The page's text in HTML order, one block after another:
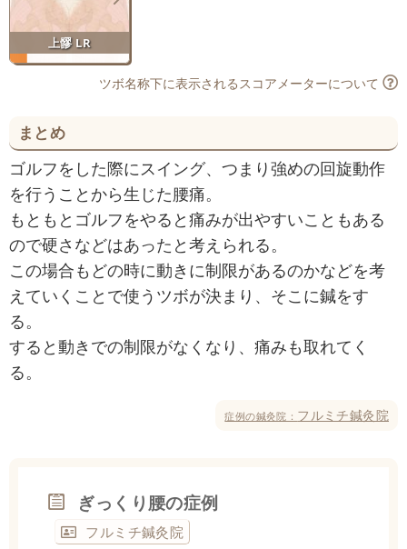
上髎 LR
ツボ名称下に表示されるスコアメーターについて
まとめ
ゴルフをした際にスイング、つまり強めの回旋動作
を行うことから生じた腰痛。
もともとゴルフをやると痛みが出やすいこともある
ので硬さなどはあったと考えられる。
この場合もどの時に動きに制限があるのかなどを考
えていくことで使うツボが決まり、そこに鍼をす
る。
すると動きでの制限がなくなり、痛みも取れてく
る。
症例の鍼灸院： フルミチ鍼灸院
ぎっくり腰の症例
フルミチ鍼灸院